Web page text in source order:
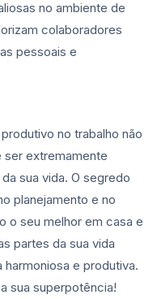
no ambiente de
colaboradores
pessoais e
no trabalho não
extremamente
sua vida. O segredo
planejamento e no
o seu melhor em casa e
partes da sua vida
e produtiva.
sua superpotência!